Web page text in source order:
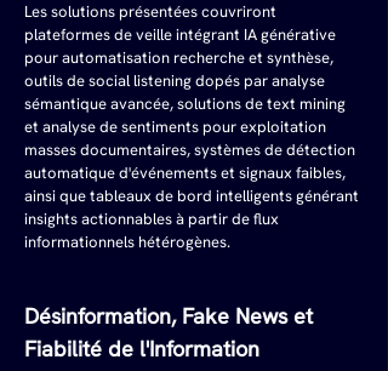
Les solutions présentées couvriront
plateformes de veille intégrant IA générative
pour automatisation recherche et synthèse,
outils de social listening dopés par analyse
sémantique avancée, solutions de text mining
et analyse de sentiments pour exploitation
masses documentaires, systèmes de détection
automatique d'événements et signaux faibles,
ainsi que tableaux de bord intelligents générant
insights actionnables à partir de flux
informationnels hétérogènes.
Désinformation, Fake News et
Fiabilité de l'Information